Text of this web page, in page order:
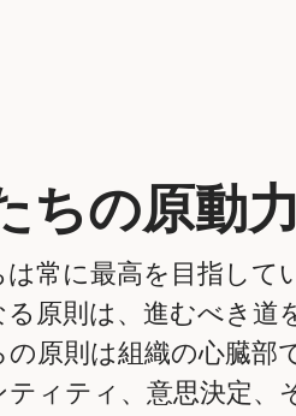
ちの原動力
は常に最高を目指して
原則は、進むべき道
の原則は組織の心臓部
ティティ、意思決定、